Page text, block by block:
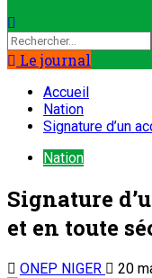
Le journal
Accueil
Nation
Signature d’un
Nation
Signature
et en toute
ONEP NIGER 20